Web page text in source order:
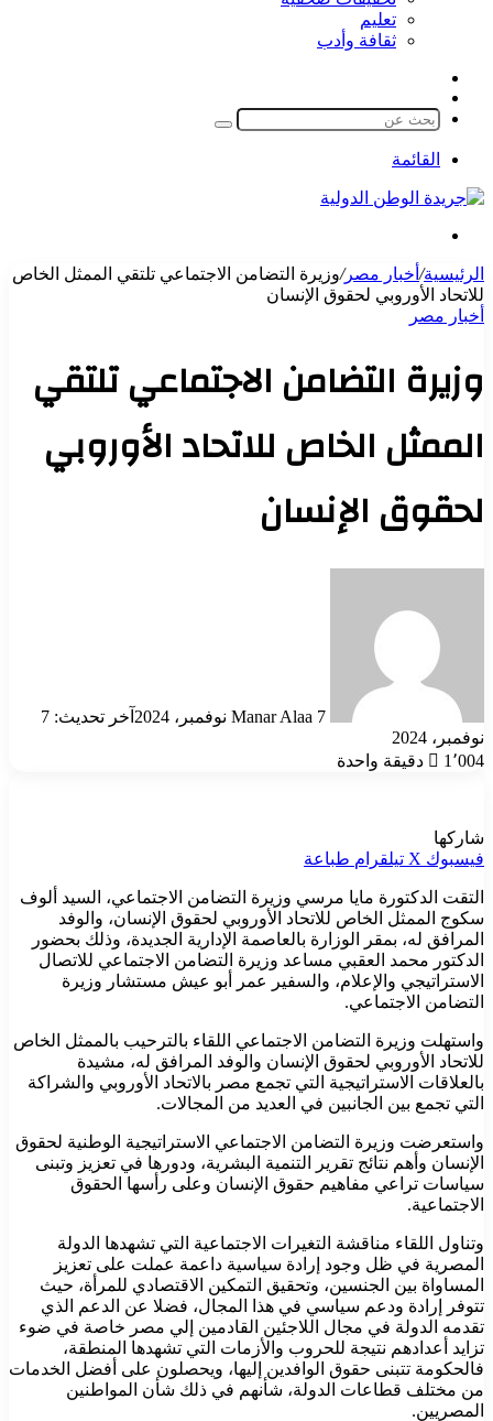
تعليم
ثقافة وأدب
المظلم
بحث
القائمة
الرئيسية/ أخبار مصر/وزيرة التضامن الاجتماعي تلتقي الممثل الخاص
للاتحاد الأوروبي لحقوق الإنسان
أخبار مصر
وزيرة التضامن الاجتماعي تلتقي
الممثل الخاص للاتحاد الأوروبي
لحقوق الإنسان
Manar Alaa 7 نوفمبر، 2024
آخر تحديث: 7
نوفمبر، 2024
1٬004
دقيقة واحدة
شاركها
فيسبوك ‫X تيلقرام طباعة
التقت الدكتورة مايا مرسي وزيرة التضامن الاجتماعي، السيد ألوف
سكوج الممثل الخاص للاتحاد الأوروبي لحقوق الإنسان، والوفد
المرافق له، بمقر الوزارة بالعاصمة الإدارية الجديدة، وذلك بحضور
الدكتور محمد العقبي مساعد وزيرة التضامن الاجتماعي للاتصال
الاستراتيجي والإعلام، والسفير عمر أبو عيش مستشار وزيرة
التضامن الاجتماعي.
واستهلت وزيرة التضامن الاجتماعي اللقاء بالترحيب بالممثل الخاص
للاتحاد الأوروبي لحقوق الإنسان والوفد المرافق له، مشيدة
بالعلاقات الاستراتيجية التي تجمع مصر بالاتحاد الأوروبي والشراكة
التي تجمع بين الجانبين في العديد من المجالات.
واستعرضت وزيرة التضامن الاجتماعي الاستراتيجية الوطنية لحقوق
الإنسان وأهم نتائج تقرير التنمية البشرية، ودورها في تعزيز وتبنى
سياسات تراعي مفاهيم حقوق الإنسان وعلى رأسها الحقوق
الاجتماعية.
وتناول اللقاء مناقشة التغيرات الاجتماعية التي تشهدها الدولة
المصرية في ظل وجود إرادة سياسية داعمة عملت على تعزيز
المساواة بين الجنسين، وتحقيق التمكين الاقتصادي للمرأة، حيث
تتوفر إرادة ودعم سياسي في هذا المجال، فضلا عن الدعم الذي
تقدمه الدولة في مجال اللاجئين القادمين إلي مصر خاصة في ضوء
تزايد أعدادهم نتيجة للحروب والأزمات التي تشهدها المنطقة،
فالحكومة تتبنى حقوق الوافدين إليها، ويحصلون على أفضل الخدمات
من مختلف قطاعات الدولة، شأنهم في ذلك شأن المواطنين
المصريين.